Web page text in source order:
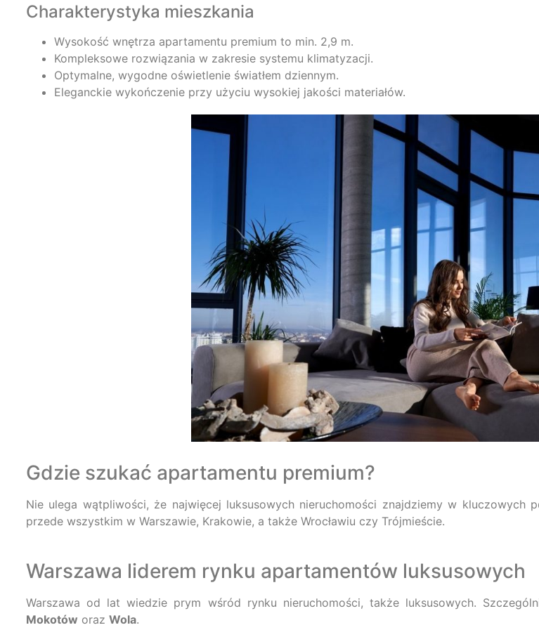
Charakterystyka mieszkania
Wysokość wnętrza apartamentu premium to min. 2,9 m.
Kompleksowe rozwiązania w zakresie systemu klimatyzacji.
Optymalne, wygodne oświetlenie światłem dziennym.
Eleganckie wykończenie przy użyciu wysokiej jakości materiałów.
Gdzie szukać apartamentu premium?
Nie ulega wątpliwości, że najwięcej luksusowych nieruchomości znajdziemy w kluczowych
przede wszystkim w Warszawie, Krakowie, a także Wrocławiu czy Trójmieście.
Warszawa liderem rynku apartamentów luksusowych
Warszawa od lat wiedzie prym wśród rynku nieruchomości, także luksusowych.
Mokotów oraz Wola.